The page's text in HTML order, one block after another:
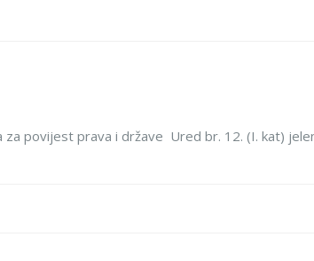
za povijest prava i države Ured br. 12. (I. kat)